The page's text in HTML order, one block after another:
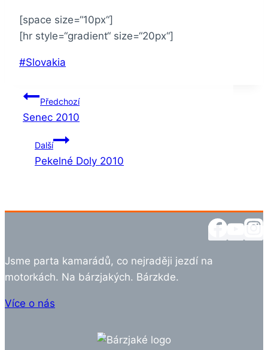
[space size=“10px“]
[hr style=“gradient“ size=“20px“]
Štítky
#Slovakia
Navigace
pro
příspěvek
Předchozí
Senec 2010
Další
Pekelné Doly 2010
Jsme parta kamarádů, co nejraději jezdí na
motorkách. Na bárzjakých. Bárzkde.
Více o nás